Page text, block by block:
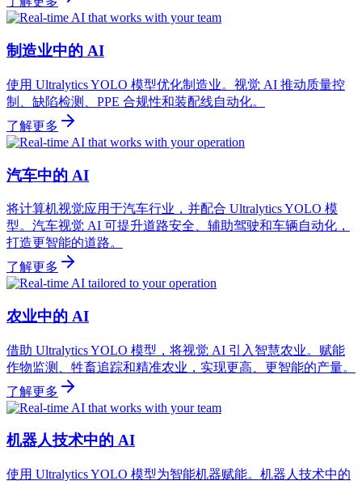
制造业中的 AI
使用 Ultralytics YOLO 模型优化制造业。视觉 AI 推动质量控
制、缺陷检测、PPE 合规性和装配线自动化。
了解更多
汽车中的 AI
将计算机视觉应用于汽车行业，并配合 Ultralytics YOLO 模
型。汽车视觉 AI 可提升道路安全、辅助驾驶和车辆自动化，
打造更智能的道路。
了解更多
农业中的 AI
借助 Ultralytics YOLO 模型，将视觉 AI 引入智慧农业。赋能
作物监测、牲畜追踪和精准农业，实现更高、更智能的产量。
了解更多
机器人技术中的 AI
使用 Ultralytics YOLO 模型为智能机器赋能。机器人技术中的